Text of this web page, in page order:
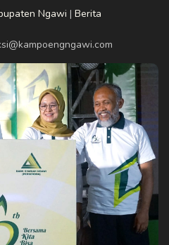
Ngawi | Berita